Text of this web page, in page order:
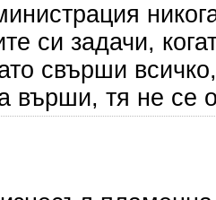
си задачи,
свърши
върши, тя не се